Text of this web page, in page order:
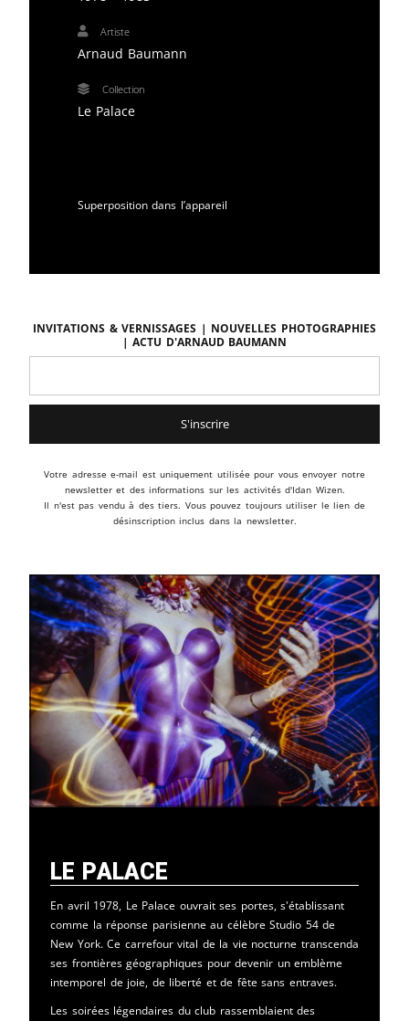
Artiste
Arnaud Baumann
Collection
Le Palace
Superposition dans l’appareil
Invitations & vernissages | Nouvelles photographies
| Actu d'ARNAUD BAUMANN
Votre adresse e-mail est uniquement utilisée pour vous envoyer notre
newsletter et des informations sur les activités d'Idan Wizen.
Il n'est pas vendu à des tiers. Vous pouvez toujours utiliser le lien de
désinscription inclus dans la newsletter.
Le Palace
En avril 1978, Le Palace ouvrait ses portes, s'établissant
comme la réponse parisienne au célèbre Studio 54 de
New York. Ce carrefour vital de la vie nocturne transcenda
ses frontières géographiques pour devenir un emblème
intemporel de joie, de liberté et de fête sans entraves.
Les soirées légendaires du club rassemblaient des